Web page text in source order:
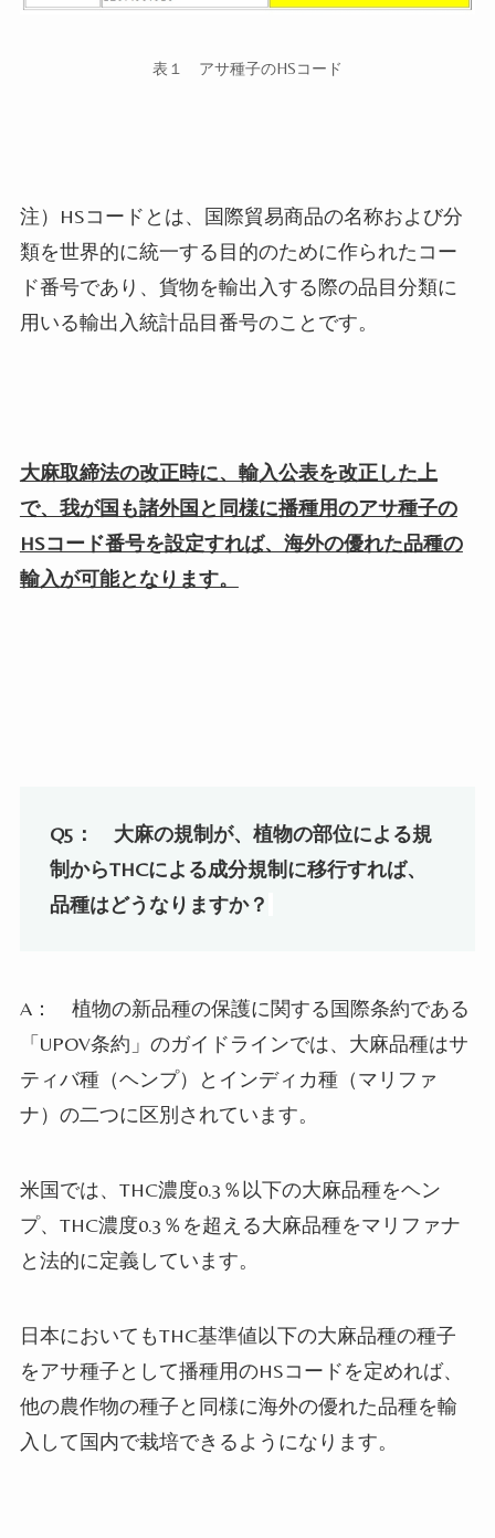
表１ アサ種子のHSコード
注） HSコードとは、国際貿易商品の名称および分
類を世界的に統一する目的のために作られたコー
ド番号であり、貨物を輸出入する際の品目分類に
用いる輸出入統計品目番号のことです。
大麻取締法の改正時に、輸入公表を改正した上
で、我が国も諸外国と同様に播種用のアサ種子の
HSコード番号を設定すれば、海外の優れた品種の
輸入が可能となります。
Q5：
大麻の規制が、植物の部位による規
制からTHCによる成分規制に移行すれば、
品種はどうなりますか？
A：
植物の新品種の保護に関する国際条約である
「 UPOV条約」のガイドラインでは、大麻品種はサ
ティバ種（ヘンプ）とインディカ種（マリファ
ナ）の二つに区別されています。
米国では、 THC濃度0.3 ％以下の大麻品種をヘン
プ、 THC濃度0.3 ％を超える大麻品種をマリファナ
と法的に定義しています。
日本においてもTHC基準値以下の大麻品種の種子
をアサ種子として播種用のHSコードを定めれば、
他の農作物の種子と同様に海外の優れた品種を輸
入して国内で栽培できるようになります。